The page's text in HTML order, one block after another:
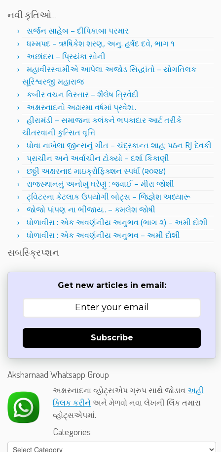
નવી કૃતિઓ…
સર્જન સાહેબ – દીપિકાબા પરમાર
ધમ્મપદ – ઋષિકેશ શરણ, અનુ. હર્ષદ દવે, ભાગ ૧
અછાંદસ – પ્રિયંકા સોની
મહાવીરસ્વામીએ આપેલા અજોડ સિદ્ધાંતો – યોગતિલક
સૂરિશ્વરજી મહારાજ
કબીર વચન વિસ્તાર – શૈલેષ ત્રિવેદી
અક્ષરનાદનો અઢારમા વર્ષમાં પ્રવેશ..
હીરામંડી – સમાજના કલંકને ભપકાદાર આર્ટ તરીકે
ચીતરવાની કુત્સિત વૃત્તિ
ધોવા નાખેલા જીન્સનું ગીત – ચંદ્રકાન્ત શાહ; પઠન RJ દેવકી
પ્રાચીન અને અર્વાચીન ટોક્યો – દર્શા કિકાણી
છઠ્ઠી અક્ષરનાદ માઇક્રોફિક્શન સ્પર્ધા (૨૦૨૪)
રાજસ્થાનનું અનોખું ઘરેણું : જવાઈ – મીરા જોશી
ટ્વિટરના કેટલાક ઉપયોગી બોટ્સ – જિજ્ઞેશ અધ્યારૂ
જોજો પાંપણ ના ભીંજાય.. – કમલેશ જોષી
ધોળાવીરા : એક અવર્ણનીય અનુભવ (ભાગ ૨) – અમી દોશી
ધોળાવીરા : એક અવર્ણનીય અનુભવ – અમી દોશી
સબસ્ક્રિપ્શન
Get new articles in email:
Subscribe
Aksharnaad Whatsapp Group
અક્ષરનાદના વ્હોટ્સએપ ગ્રુપ સાથે જોડાવઅહીં
ક્લિક કરીને અને મેળવો નવા લેખની લિંક તમારા
વ્હોટ્સએપમાં.
Categories
Categories